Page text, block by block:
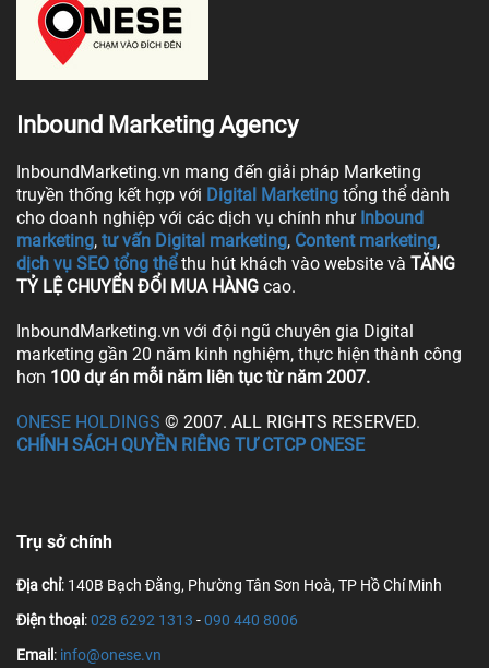
Inbound Marketing Agency
InboundMarketing.vn mang đến giải pháp Marketing
truyền thống kết hợp với Digital Marketing tổng thể dành
cho doanh nghiệp với các dịch vụ chính như Inbound
marketing, tư vấn Digital marketing, Content marketing,
dịch vụ SEO tổng thể thu hút khách vào website và TĂNG
TỶ LỆ CHUYỂN ĐỔI MUA HÀNG cao.
InboundMarketing.vn với đội ngũ chuyên gia Digital
marketing gần 20 năm kinh nghiệm, thực hiện thành công
hơn 100 dự án mỗi năm liên tục từ năm 2007.
ONESE HOLDINGS © 2007. ALL RIGHTS RESERVED.
CHÍNH SÁCH QUYỀN RIÊNG TƯ CTCP ONESE
Trụ sở chính
Địa chỉ: 140B Bạch Đằng, Phường Tân Sơn Hoà, TP Hồ Chí Minh
Điện thoại:028 6292 1313 -090 440 8006
Email : info@onese.vn